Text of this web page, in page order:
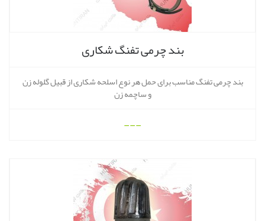
بند چرمی تفنگ شکاری
بند چرمی تفنگ مناسب برای حمل هر نوع اسلحه شکاری از قبیل گلوله زن
و ساچمه زن
---